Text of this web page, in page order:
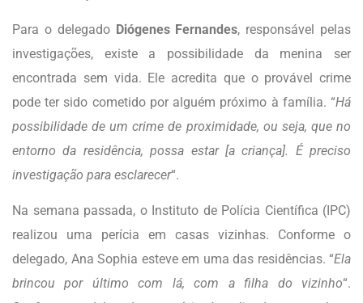
Para o delegado Diógenes Fernandes, responsável pelas
investigações, existe a possibilidade da menina ser
encontrada sem vida. Ele acredita que o provável crime
pode ter sido cometido por alguém próximo à família. “Há
possibilidade de um crime de proximidade, ou seja, que no
entorno da residência, possa estar [a criança]. É preciso
investigação para esclarecer“.
Na semana passada, o Instituto de Polícia Científica (IPC)
realizou uma perícia em casas vizinhas. Conforme o
delegado, Ana Sophia esteve em uma das residências. “Ela
brincou por último com lá, com a filha do vizinho“.